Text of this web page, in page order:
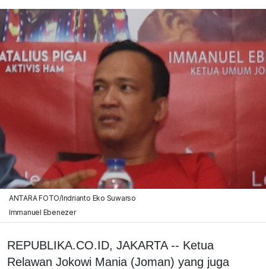
ANTARA FOTO/Indrianto Eko Suwarso
Immanuel Ebenezer
REPUBLIKA.CO.ID, JAKARTA -- Ketua
Relawan Jokowi Mania (Joman) yang juga